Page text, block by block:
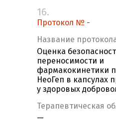
16.
Протокол № -
Название
Оценка
переносимости и
фармакокинетики
НеоГеп в капсулах
у здоровых
Терапевтическая
—